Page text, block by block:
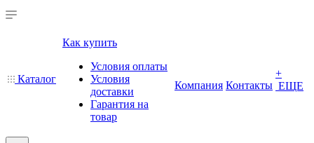
Каталог
Как купить
Условия оплаты
Условия
доставки
Гарантия на
товар
Компания Контакты
+
ЕЩЕ